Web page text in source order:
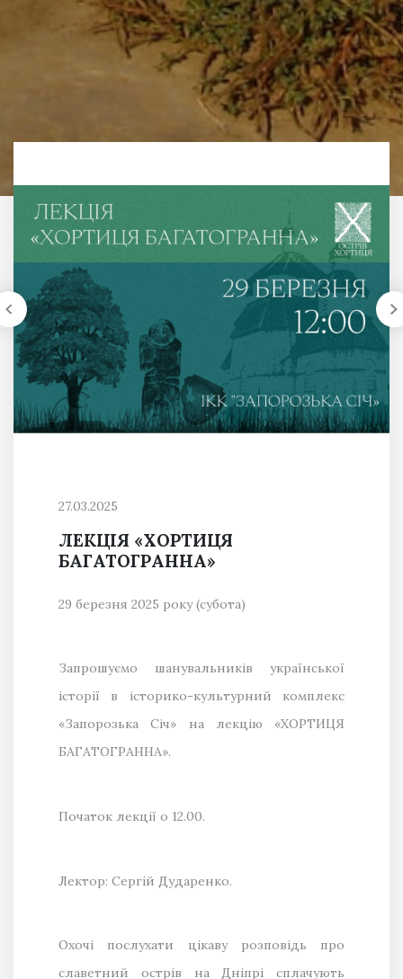
27.03.2025
ЛЕКЦІЯ «ХОРТИЦЯ
БАГАТОГРАННА»
29 березня 2025 року (субота)
Запрошуємо шанувальників української
історії в історико-культурний комплекс
«Запорозька Січ» на лекцію «ХОРТИЦЯ
БАГАТОГРАННА».
Початок лекції о 12.00.
Лектор: Сергій Дударенко.
Охочі послухати цікаву розповідь про
славетний острів на Дніпрі сплачують